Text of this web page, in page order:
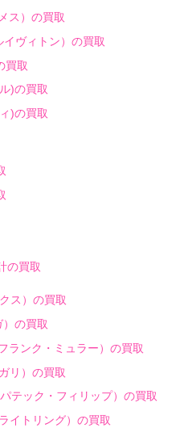
ス）の買取
ヴィトン）の買取
買取
)の買取
)の買取
の買取
ス）の買取
の買取
ランク・ミュラー）の買取
リ）の買取
テック・フィリップ）の買取
イトリング）の買取